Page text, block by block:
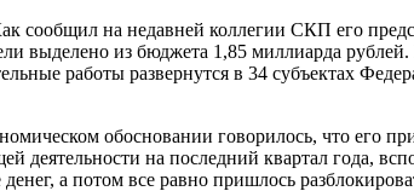
сообщил на недавней коллегии СКП его
из бюджета 1,85 миллиарда рублей.
работы развернутся в 34 субъектах
обосновании говорилось, что его
на последний квартал года,
а потом все равно пришлось